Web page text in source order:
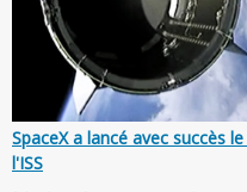
SpaceX a lancé avec succès
l'ISS